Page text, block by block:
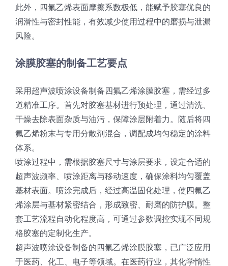
此外，四氟乙烯表面摩擦系数极低，能赋予胶塞优良的
润滑性与密封性能，有效减少使用过程中的磨损与泄漏
风险。
涂膜胶塞的制备工艺要点
采用超声波喷涂设备制备四氟乙烯涂膜胶塞，需经过多
道精准工序。首先对胶塞基材进行预处理，通过清洗、
干燥去除表面杂质与油污，保障涂层附着力。随后将四
氟乙烯粉末与专用分散剂混合，调配成均匀稳定的涂料
体系。
喷涂过程中，需根据胶塞尺寸与涂层要求，设定合适的
超声波频率、喷涂距离与移动速度，确保涂料均匀覆盖
基材表面。喷涂完成后，经过高温固化处理，使四氟乙
烯涂层与基材紧密结合，形成致密、耐磨的防护膜。整
套工艺流程自动化程度高，可通过参数调控实现不同规
格胶塞的定制化生产。
超声波喷涂设备制备的四氟乙烯涂膜胶塞，已广泛应用
于医药、化工、电子等领域。在医药行业，其化学惰性